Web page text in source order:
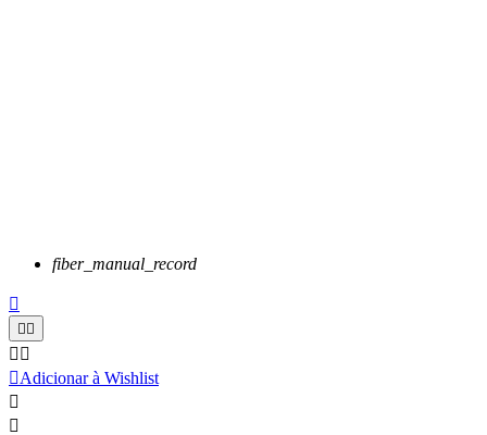
fiber_manual_record


 
Adicionar à Wishlist

